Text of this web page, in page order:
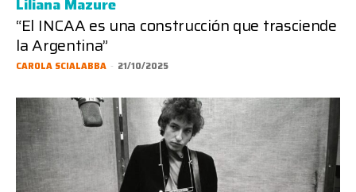
Liliana Mazure
“El INCAA es una construcción que trasciende
la Argentina”
CAROLA SCIALABBA - 21/10/2025